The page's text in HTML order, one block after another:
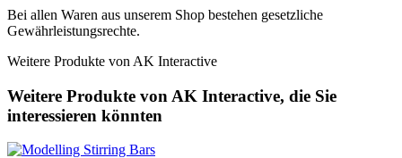
Bei allen Waren aus unserem Shop bestehen gesetzliche
Gewährleistungsrechte.
Weitere Produkte von AK Interactive
Weitere Produkte von AK Interactive, die Sie
interessieren könnten